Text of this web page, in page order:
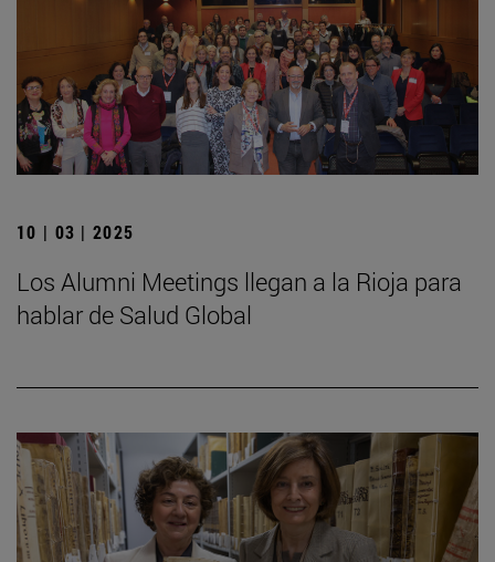
10 | 03 | 2025
Los Alumni Meetings llegan a la Rioja para
hablar de Salud Global